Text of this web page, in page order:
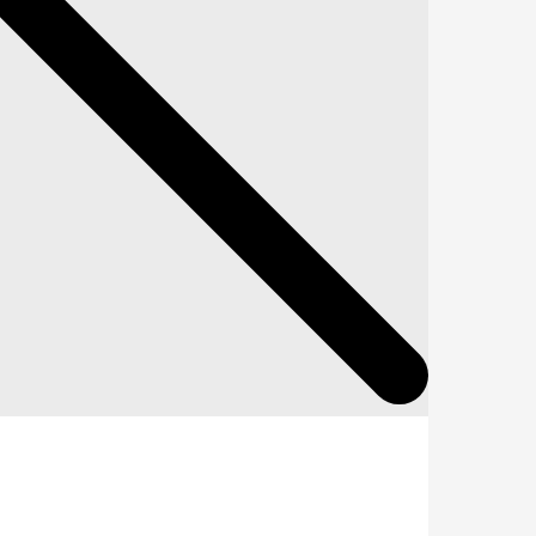
gerne mit euch teilen. Deshalb findet
Feier.